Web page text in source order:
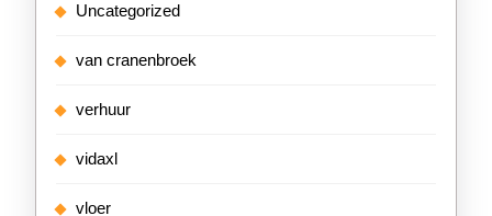
Uncategorized
van cranenbroek
verhuur
vidaxl
vloer